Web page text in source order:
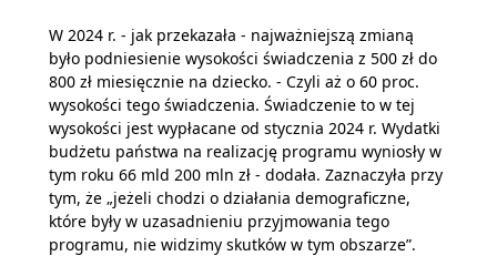
W 2024 r. - jak przekazała - najważniejszą zmianą
było podniesienie wysokości świadczenia z 500 zł do
800 zł miesięcznie na dziecko. - Czyli aż o 60 proc.
wysokości tego świadczenia. Świadczenie to w tej
wysokości jest wypłacane od stycznia 2024 r. Wydatki
budżetu państwa na realizację programu wyniosły w
tym roku 66 mld 200 mln zł - dodała. Zaznaczyła przy
tym, że „jeżeli chodzi o działania demograficzne,
które były w uzasadnieniu przyjmowania tego
programu, nie widzimy skutków w tym obszarze”.